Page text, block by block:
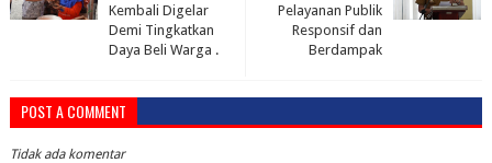
Pelayanan Publik
Responsif dan
Berdampak
Kembali Digelar
Demi Tingkatkan
Daya Beli Warga .
POST A COMMENT
Tidak ada komentar